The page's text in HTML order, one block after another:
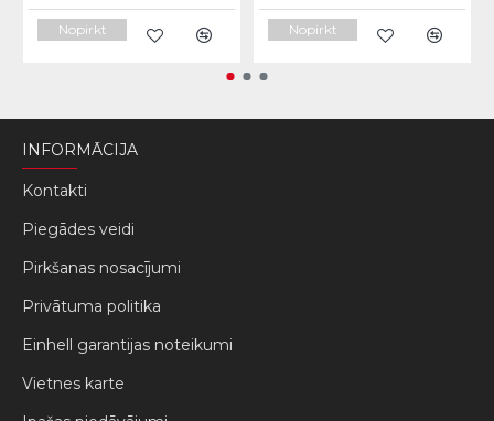
Nopirkt Nopirkt
INFORMĀCIJA
Kontakti
Piegādes veidi
Pirkšanas nosacījumi
Privātuma politika
Einhell garantijas noteikumi
Vietnes karte